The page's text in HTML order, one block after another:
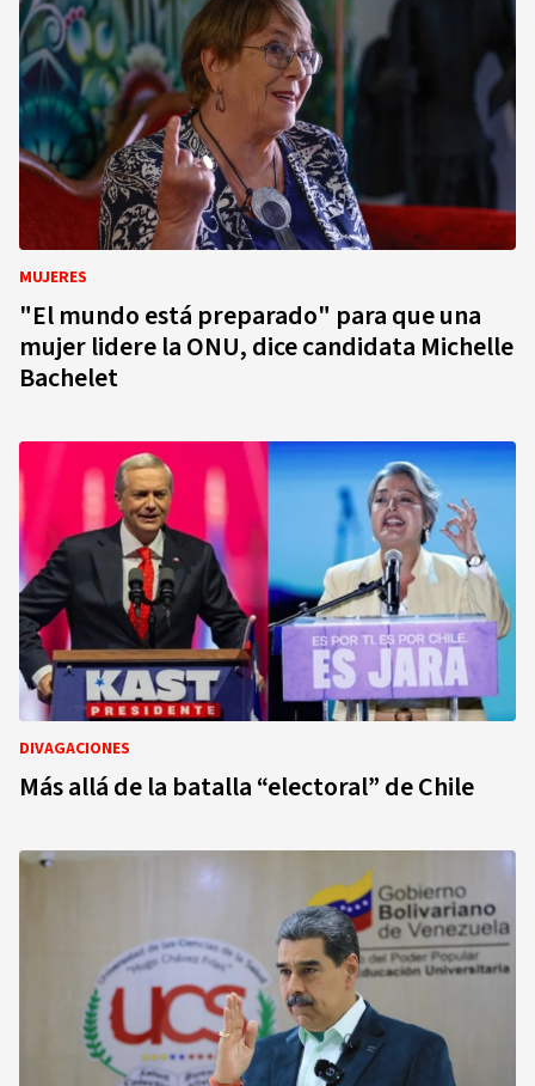
MUJERES
"El mundo está preparado" para que una
mujer lidere la ONU, dice candidata Michelle
Bachelet
DIVAGACIONES
Más allá de la batalla “electoral” de Chile